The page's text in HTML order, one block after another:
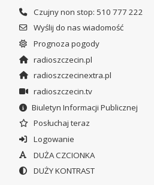
Czujny non stop: 510 777 222
Wyślij do nas wiadomość
Prognoza pogody
radioszczecin.pl
radioszczecinextra.pl
radioszczecin.tv
Biuletyn Informacji Publicznej
Posłuchaj teraz
Logowanie
DUŻA CZCIONKA
DUŻY KONTRAST